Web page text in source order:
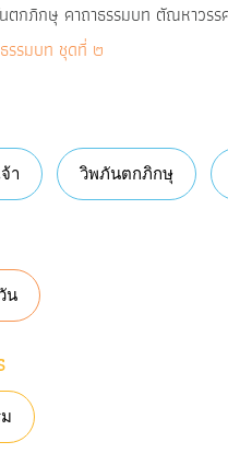
ตกภิกษุ คาถาธรรมบท ตัณหาวร
รรมบท ชุดที่ ๒
า วิพภันตกภิกษุ
น